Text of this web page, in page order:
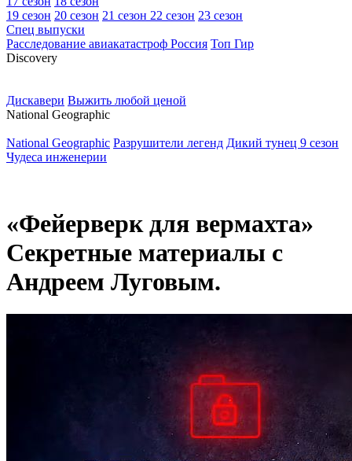
19 сезон 20 сезон 21 сезон 22 сезон 23 сезон
Спец выпуски
Расследование авиакатастроф Россия Топ Гир
Discovery
Дискавери Выжить любой ценой
National Geographic
National Geographic Разрушители легенд Дикий тунец 9 сезон
Чудеса инженерии
«Фейерверк для вермахта»
Секретные материалы с
Андреем Луговым.